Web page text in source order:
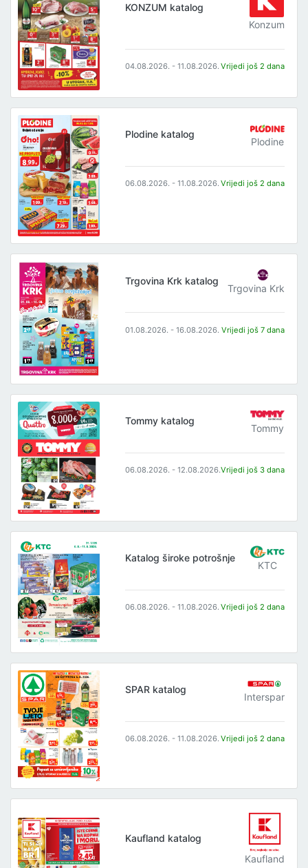
KONZUM katalog
Konzum
04.08.2026. - 11.08.2026. Vrijedi još 2 dana
Plodine katalog
Plodine
06.08.2026. - 11.08.2026. Vrijedi još 2 dana
Trgovina Krk katalog
Trgovina Krk
01.08.2026. - 16.08.2026. Vrijedi još 7 dana
Tommy katalog
Tommy
06.08.2026. - 12.08.2026.Vrijedi još 3 dana
Katalog široke potrošnje
KTC
06.08.2026. - 11.08.2026. Vrijedi još 2 dana
SPAR katalog
Interspar
06.08.2026. - 11.08.2026. Vrijedi još 2 dana
Kaufland katalog
Kaufland